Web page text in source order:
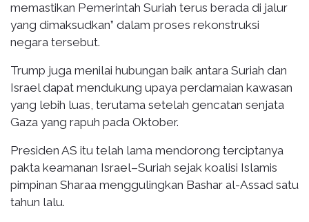
memastikan Pemerintah Suriah terus berada di jalur
yang dimaksudkan” dalam proses rekonstruksi
negara tersebut.
Trump juga menilai hubungan baik antara Suriah dan
Israel dapat mendukung upaya perdamaian kawasan
yang lebih luas, terutama setelah gencatan senjata
Gaza yang rapuh pada Oktober.
Presiden AS itu telah lama mendorong terciptanya
pakta keamanan Israel–Suriah sejak koalisi Islamis
pimpinan Sharaa menggulingkan Bashar al-Assad satu
tahun lalu.